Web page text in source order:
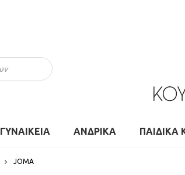
ΓΥΝΑΙΚΕΙΑ ΑΝΔΡΙΚΑ ΠΑΙΔΙΚΑ
JOMA